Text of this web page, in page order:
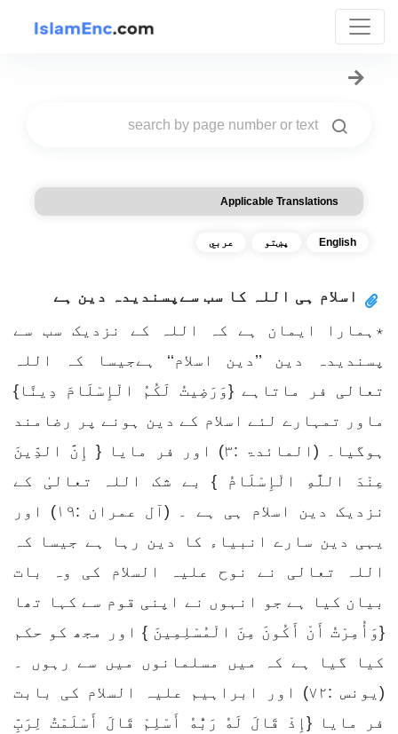
Applicable Translations
English پښتو عربي
اسلام ہی اللہ کا سب سےپسندیدہ دین ہے
٭ہمارا ایمان ہے کہ اللہ کے نزدیک سب سے
پسندیدہ دین ’’دین اسلام‘‘ ہےجیسا کہ اللہ
تعالی فر ماتاہے {وَرَضِيتُ لَكُمُ الْإِسْلَامَ دِينًا}
ماور تمہارے لئے اسلام کے دین ہونے پر رضامند
ہوگیا۔ (المائدۃ :۳) اور فر مایا { إِنَّ الدِّينَ
عِنْدَ اللَّهِ الْإِسْلَامُ } بے شک اللہ تعالیٰ کے
نزدیک دین اسلام ہی ہے ۔ (آل عمران :۱۹) اور
یہی دین سارے انبیاء کا دین رہا ہے جیسا کہ
اللہ تعالی نے نوح علیہ السلام کی وہ بات
بیان کیا ہے جو انہوں نے اپنی قوم سے کہا تھا
{وَأُمِرْتُ أَنْ أَكُونَ مِنَ الْمُسْلِمِينَ } اور مجھ کو حکم
کیا گیا ہے کہ میں مسلمانوں میں سے رہوں ۔
(یونس :۷۲) اور ابراہیم علیہ السلام کی بابت
فر مایا {إِذْ قَالَ لَهُ رَبُّهُ أَسْلِمْ قَالَ أَسْلَمْتُ لِرَبِّ